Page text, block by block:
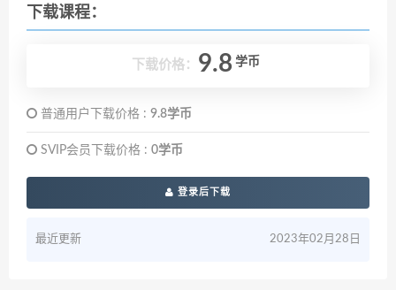
下载课程：
下载价格： 9.8 学币
普通用户下载价格 : 9.8学币
SVIP会员下载价格 : 0学币
登录后下载
最近更新 2023年02月28日